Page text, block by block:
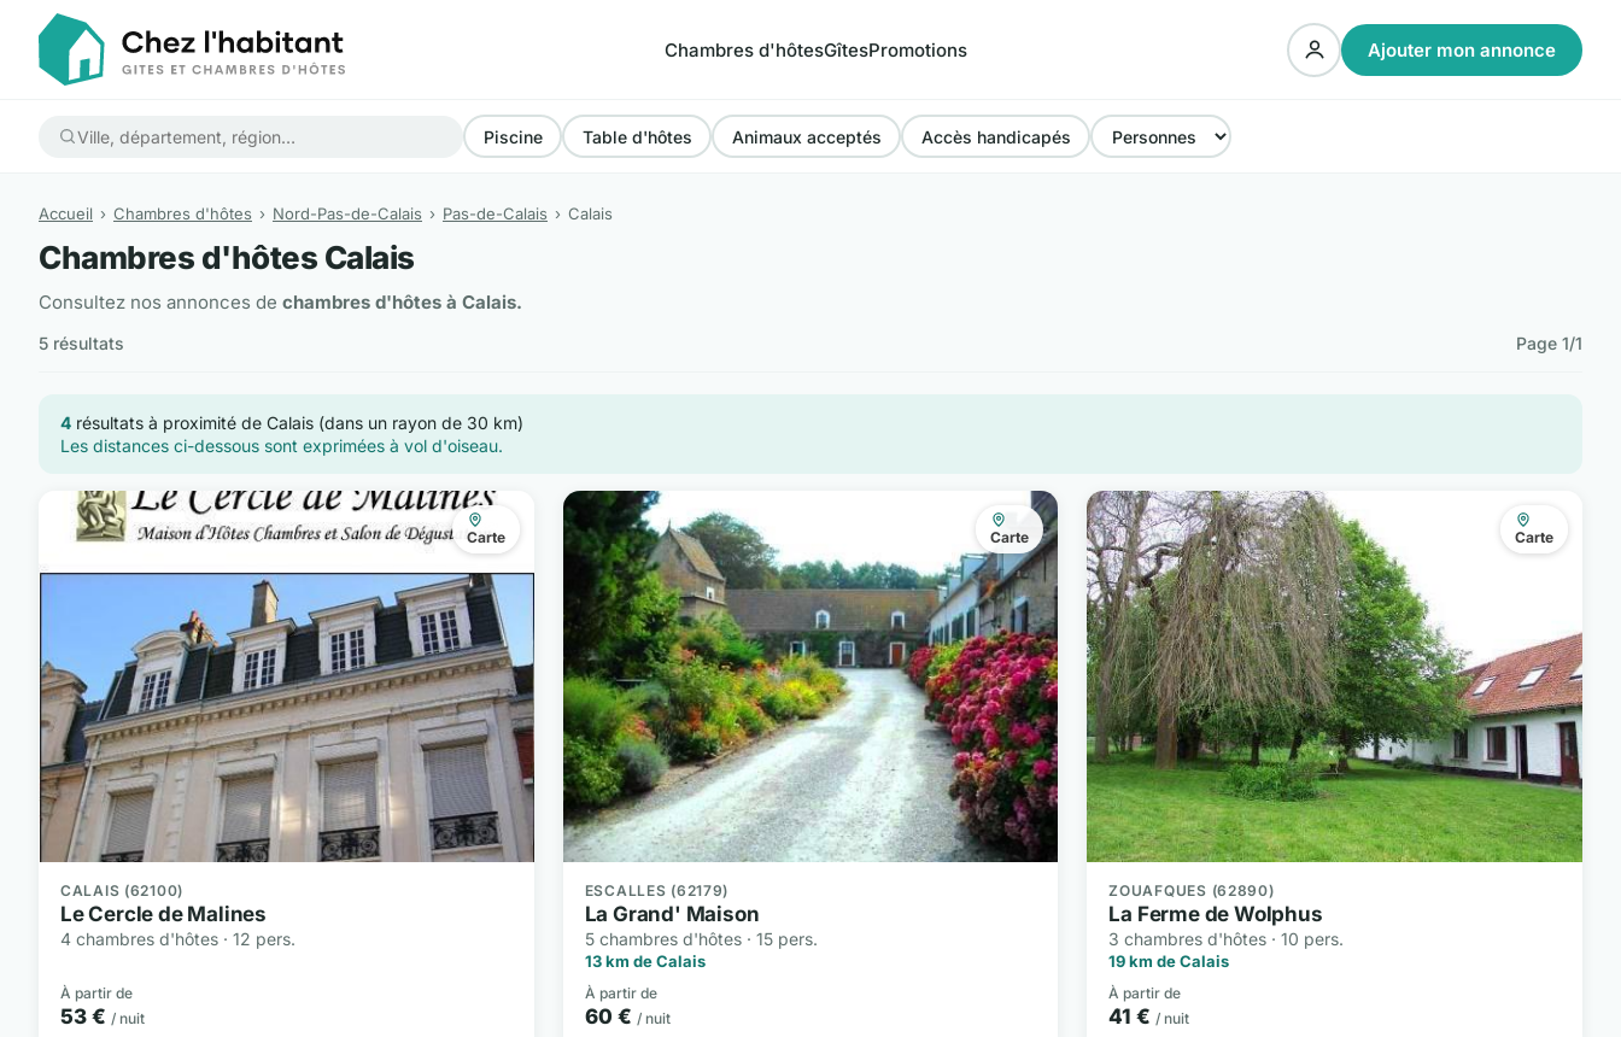
Chambres d'hôtesGîtesPromotions Ajouter mon annonce
Piscine Table d'hôtes Animaux acceptés Accès handicapés
Accueil Chambres d'hôtes Nord-Pas-de-Calais Pas-de-Calais Calais
Chambres d'hôtes Calais
Consultez nos annonces de chambres d'hôtes à Calais.
5 résultats Page 1/1
4 résultats à proximité de Calais (dans un rayon de 30 km)
Les distances ci-dessous sont exprimées à vol d'oiseau.
Carte
CALAIS (62100)
Le Cercle de Malines
4 chambres d'hôtes · 12 pers.
À partir de
53 € / nuit
Carte
ESCALLES (62179)
La Grand' Maison
5 chambres d'hôtes · 15 pers.
13 km de Calais
À partir de
60 € / nuit
Carte
ZOUAFQUES (62890)
La Ferme de Wolphus
3 chambres d'hôtes · 10 pers.
19 km de Calais
À partir de
41 € / nuit